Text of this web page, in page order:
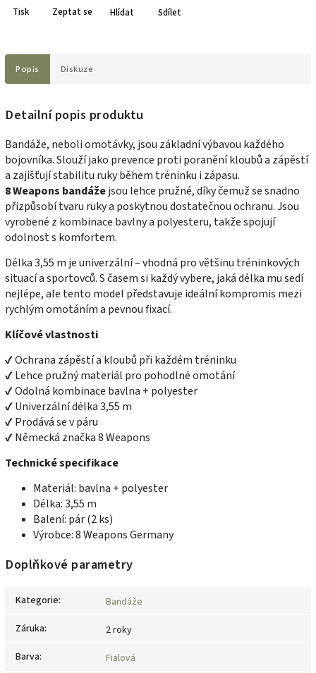
Tisk Zeptat se Hlídat Sdílet
Popis Diskuze
Detailní popis produktu
Bandáže, neboli omotávky, jsou základní výbavou každého
bojovníka. Slouží jako prevence proti poranění kloubů a zápěstí
a zajišťují stabilitu ruky během tréninku i zápasu.
8 Weapons bandážejsou lehce pružné, díky čemuž se snadno
přizpůsobí tvaru ruky a poskytnou dostatečnou ochranu. Jsou
vyrobené z kombinace bavlny a polyesteru, takže spojují
odolnost s komfortem.
Délka 3,55 m je univerzální – vhodná pro většinu tréninkových
situací a sportovců. S časem si každý vybere, jaká délka mu sedí
nejlépe, ale tento model představuje ideální kompromis mezi
rychlým omotáním a pevnou fixací.
Klíčové vlastnosti
✔ Ochrana zápěstí a kloubů při každém tréninku
✔ Lehce pružný materiál pro pohodlné omotání
✔ Odolná kombinace bavlna + polyester
✔ Univerzální délka 3,55 m
✔ Prodává se v páru
✔ Německá značka 8 Weapons
Technické specifikace
Materiál: bavlna + polyester
Délka: 3,55 m
Balení: pár (2 ks)
Výrobce: 8 Weapons Germany
Doplňkové parametry
Kategorie:
Bandáže
Záruka:
2 roky
Barva:
Fialová